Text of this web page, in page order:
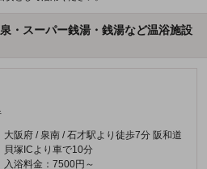
・スーパー銭湯・銭湯など温浴施設
大阪府 / 泉南 / 石才駅より徒歩7分 阪和道
貝塚ICより車で10分
入浴料金：7500円～